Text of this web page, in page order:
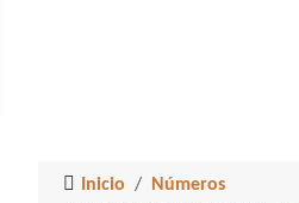
Inicio
Números